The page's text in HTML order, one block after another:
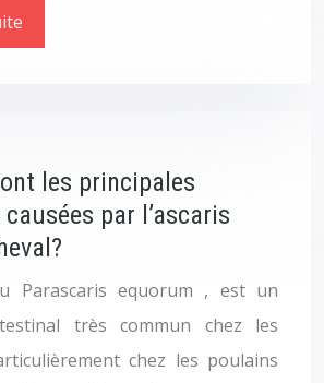
les principales
par l’ascaris
Parascaris equorum , est un
très commun chez les
chez les poulains